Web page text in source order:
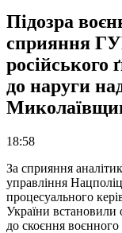
Підозра
сприяння
російського
до наруги
18:58
За сприяння
управління
процесуального
України встановили
до скоєння